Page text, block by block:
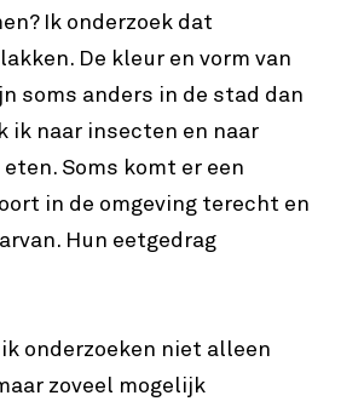
Ik onderzoek dat
De kleur en vorm van
soms anders in de stad dan
ik naar insecten en naar
Soms komt er een
in de omgeving terecht en
Hun eetgedrag
ik onderzoeken niet alleen
zoveel mogelijk